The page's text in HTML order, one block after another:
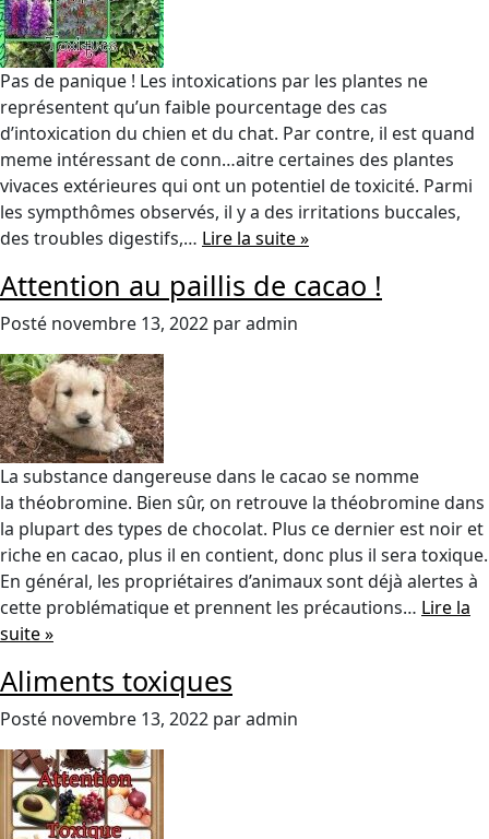
Pas de panique ! Les intoxications par les plantes ne
représentent qu’un faible pourcentage des cas
d’intoxication du chien et du chat. Par contre, il est quand
meme intéressant de conn…aitre certaines des plantes
vivaces extérieures qui ont un potentiel de toxicité. Parmi
les sympthômes observés, il y a des irritations buccales,
des troubles digestifs,… Lire la suite »
Attention au paillis de cacao !
Posté novembre 13, 2022 paradmin
La substance dangereuse dans le cacao se nomme
la théobromine. Bien sûr, on retrouve la théobromine dans
la plupart des types de chocolat. Plus ce dernier est noir et
riche en cacao, plus il en contient, donc plus il sera toxique.
En général, les propriétaires d’animaux sont déjà alertes à
cette problématique et prennent les précautions… Lire la
suite »
Aliments toxiques
Posté novembre 13, 2022 paradmin